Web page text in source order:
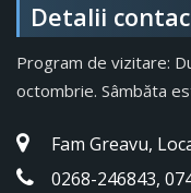
Detalii
Program de vizitare:
octombrie. Sâmbăta
Fam Greavu,
0268-246843,